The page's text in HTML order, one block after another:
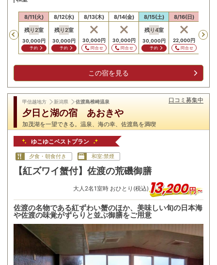
Previous
円
8/11(火)
残り2室
30,000円
予約
8/12(水)
残り2室
30,000円
予約
8/13(木)
30,000円
問合せ
8/14(金)
30,000円
問合せ
8/15(土)
残り4室
30,000円
予約
8/16(日)
22,000円
問合せ
この宿を見る
甲信越地方 新潟県 佐渡島椎崎温泉 口コミ募集中
夕日と湖の宿 あおきや
加茂湖を一望できる。温泉、海の幸、佐渡島を満喫
ゆこゆこベストプラン
夕食・朝食付き 和室:禁煙
【紅ズワイ蟹付】佐渡の荒磯御膳
大人 2名1室時 おひとり(税込)13,200円～
佐渡の名物である紅ずわい蟹のほか、美味しい旬の日本海
や佐渡の味覚がずらりと並ぶ御膳をご用意